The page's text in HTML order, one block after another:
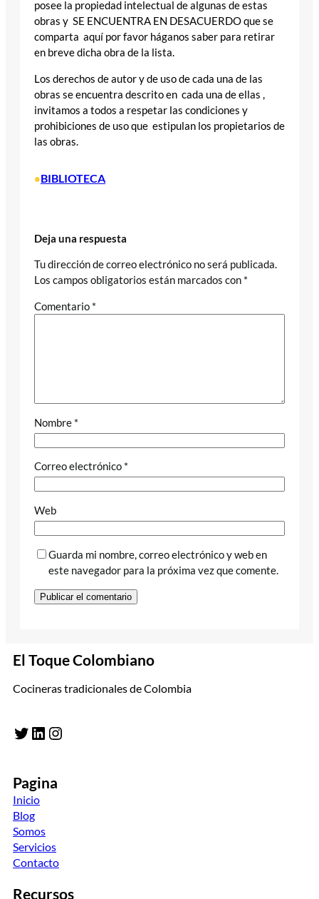
posee la propiedad intelectual de algunas de estas
obras y SE ENCUENTRA EN DESACUERDO que se
comparta aquí por favor háganos saber para retirar
en breve dicha obra de la lista.
Los derechos de autor y de uso de cada una de las
obras se encuentra descrito en cada una de ellas ,
invitamos a todos a respetar las condiciones y
prohibiciones de uso que estipulan los propietarios de
las obras.
•BIBLIOTECA
Deja una respuesta
Tu dirección de correo electrónico no será publicada.
Los campos obligatorios están marcados con *
Comentario *
Nombre *
Correo electrónico *
Web
Guarda mi nombre, correo electrónico y web en
este navegador para la próxima vez que comente.
El Toque Colombiano
Cocineras tradicionales de Colombia
Twitter LinkedIn Instagram
Pagina
Inicio
Blog
Somos
Servicios
Contacto
Recursos